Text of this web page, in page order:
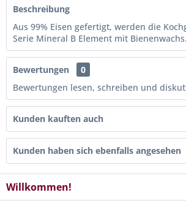
Beschreibung
Aus 99% Eisen gefertigt, werden die
Serie Mineral B Element mit
Bewertungen
0
Bewertungen lesen, schreiben und
Kunden kauften auch
Kunden haben sich ebenfalls angesehen
Willkommen!